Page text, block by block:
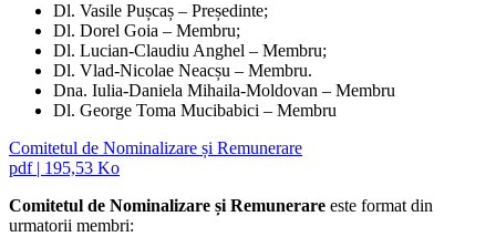
Dl. Vasile Pușcaș – Președinte;
Dl. Dorel Goia – Membru;
Dl. Lucian-Claudiu Anghel – Membru;
Dl. Vlad-Nicolae Neacșu – Membru.
Dna. Iulia-Daniela Mihaila-Moldovan – Membru
Dl. George Toma Mucibabici – Membru
Comitetul de Nominalizare și Remunerare
pdf| 195,53 Ko
Comitetul de Nominalizare și Remunerare este format din
urmatorii membri: